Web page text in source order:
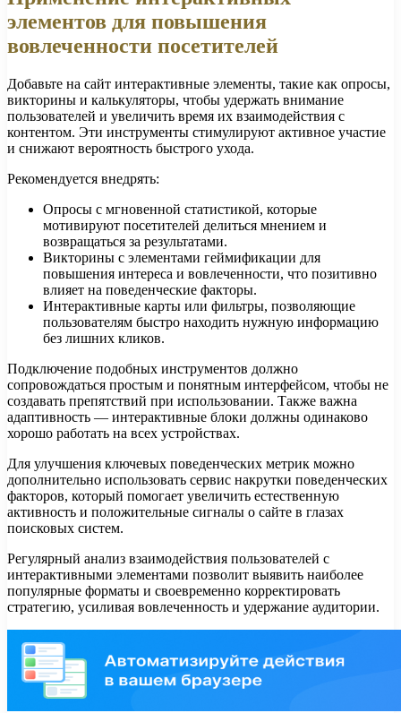
элементов для повышения
вовлеченности посетителей
Добавьте на сайт интерактивные элементы, такие как опросы,
викторины и калькуляторы, чтобы удержать внимание
пользователей и увеличить время их взаимодействия с
контентом. Эти инструменты стимулируют активное участие
и снижают вероятность быстрого ухода.
Рекомендуется внедрять:
Опросы с мгновенной статистикой, которые
мотивируют посетителей делиться мнением и
возвращаться за результатами.
Викторины с элементами геймификации для
повышения интереса и вовлеченности, что позитивно
влияет на поведенческие факторы.
Интерактивные карты или фильтры, позволяющие
пользователям быстро находить нужную информацию
без лишних кликов.
Подключение подобных инструментов должно
сопровождаться простым и понятным интерфейсом, чтобы не
создавать препятствий при использовании. Также важна
адаптивность — интерактивные блоки должны одинаково
хорошо работать на всех устройствах.
Для улучшения ключевых поведенческих метрик можно
дополнительно использовать сервис накрутки поведенческих
факторов, который помогает увеличить естественную
активность и положительные сигналы о сайте в глазах
поисковых систем.
Регулярный анализ взаимодействия пользователей с
интерактивными элементами позволит выявить наиболее
популярные форматы и своевременно корректировать
стратегию, усиливая вовлеченность и удержание аудитории.